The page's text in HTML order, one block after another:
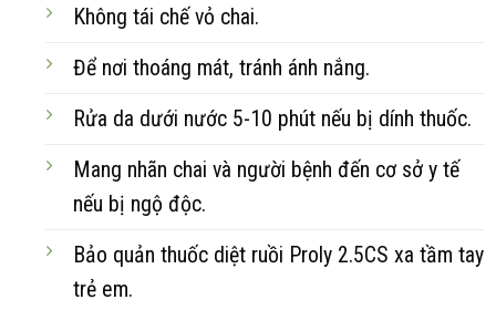
Không tái chế vỏ chai.
Để nơi thoáng mát, tránh ánh nắng.
Rửa da dưới nước 5-10 phút nếu bị dính thuốc.
Mang nhãn chai và người bệnh đến cơ sở y tế
nếu bị ngộ độc.
Bảo quản thuốc diệt ruồi Proly 2.5CS xa tầm tay
trẻ em.